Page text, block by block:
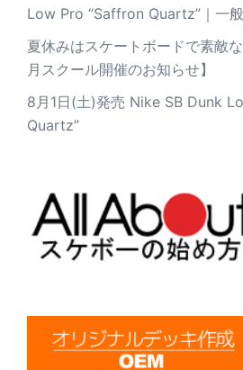
Low Pro “Saffron Quartz”｜一
夏休みはスケートボードで素敵
月スクール開催のお知らせ】
8月1日(土)発売 Nike SB Dunk
Quartz”